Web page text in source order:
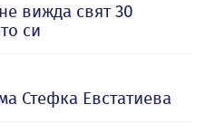
вижда свят 30
си
Стефка Евстатиева